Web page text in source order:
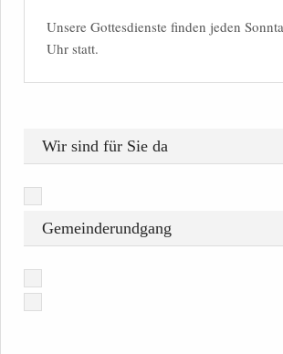
Unsere Gottesdienste finden jeden
Uhr statt.
Wir sind für Sie da
Gemeinderundgang